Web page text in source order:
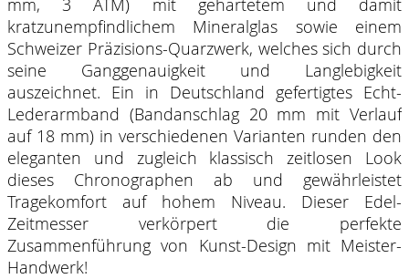
mm, 3 ATM) mit gehärtetem und damit
kratzunempfindlichem Mineralglas sowie einem
Schweizer Präzisions-Quarzwerk, welches sich durch
seine Ganggenauigkeit und Langlebigkeit
auszeichnet. Ein in Deutschland gefertigtes Echt-
Lederarmband (Bandanschlag 20 mm mit Verlauf
auf 18 mm) in verschiedenen Varianten runden den
eleganten und zugleich klassisch zeitlosen Look
dieses Chronographen ab und gewährleistet
Tragekomfort auf hohem Niveau. Dieser Edel-
Zeitmesser verkörpert die perfekte
Zusammenführung von Kunst-Design mit Meister-
Handwerk!